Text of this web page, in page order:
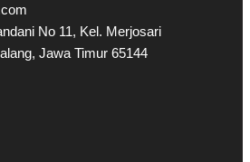
No 11, Kel. Merjosari
Jawa Timur 65144